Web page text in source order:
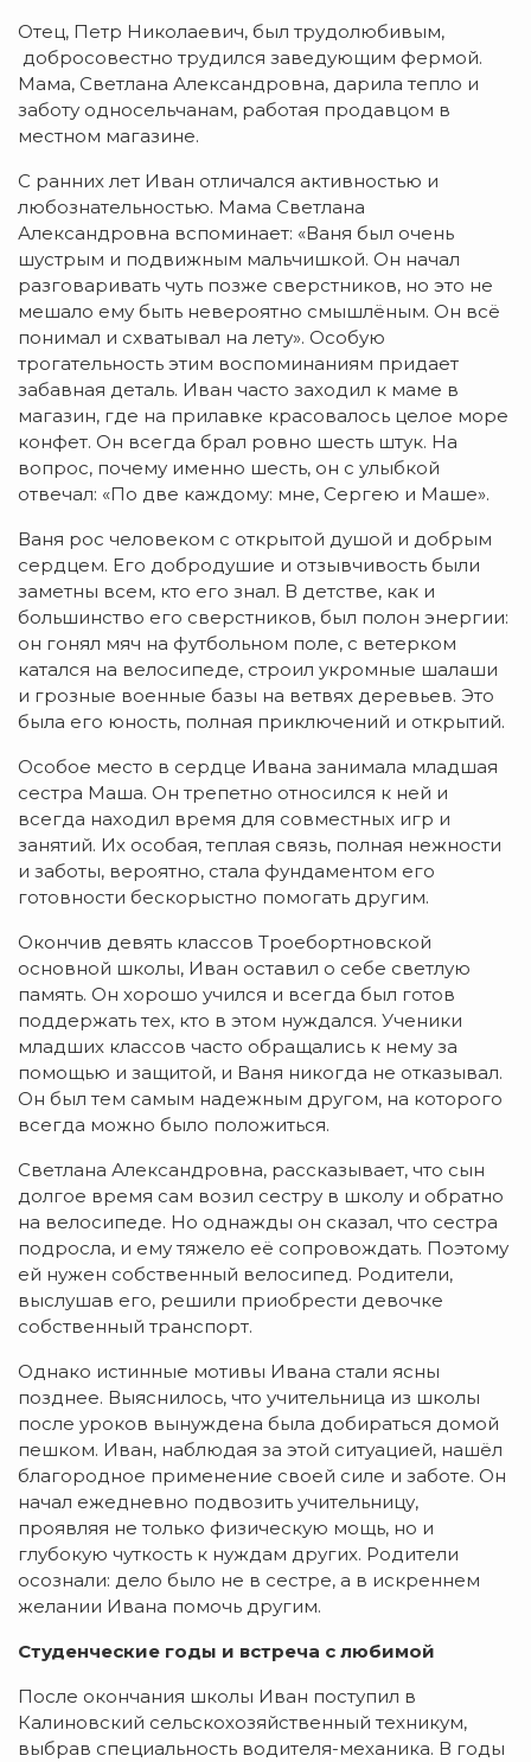
Отец, Петр Николаевич, был трудолюбивым,
добросовестно трудился заведующим фермой.
Мама, Светлана Александровна, дарила тепло и
заботу односельчанам, работая продавцом в
местном магазине.
С ранних лет Иван отличался активностью и
любознательностью. Мама Светлана
Александровна вспоминает: «Ваня был очень
шустрым и подвижным мальчишкой. Он начал
разговаривать чуть позже сверстников, но это не
мешало ему быть невероятно смышлёным. Он всё
понимал и схватывал на лету». Особую
трогательность этим воспоминаниям придает
забавная деталь. Иван часто заходил к маме в
магазин, где на прилавке красовалось целое море
конфет. Он всегда брал ровно шесть штук. На
вопрос, почему именно шесть, он с улыбкой
отвечал: «По две каждому: мне, Сергею и Маше».
Ваня рос человеком с открытой душой и добрым
сердцем. Его добродушие и отзывчивость были
заметны всем, кто его знал. В детстве, как и
большинство его сверстников, был полон энергии:
он гонял мяч на футбольном поле, с ветерком
катался на велосипеде, строил укромные шалаши
и грозные военные базы на ветвях деревьев. Это
была его юность, полная приключений и открытий.
Особое место в сердце Ивана занимала младшая
сестра Маша. Он трепетно относился к ней и
всегда находил время для совместных игр и
занятий. Их особая, теплая связь, полная нежности
и заботы, вероятно, стала фундаментом его
готовности бескорыстно помогать другим.
Окончив девять классов Троебортновской
основной школы, Иван оставил о себе светлую
память. Он хорошо учился и всегда был готов
поддержать тех, кто в этом нуждался. Ученики
младших классов часто обращались к нему за
помощью и защитой, и Ваня никогда не отказывал.
Он был тем самым надежным другом, на которого
всегда можно было положиться.
Светлана Александровна, рассказывает, что сын
долгое время сам возил сестру в школу и обратно
на велосипеде. Но однажды он сказал, что сестра
подросла, и ему тяжело её сопровождать. Поэтому
ей нужен собственный велосипед. Родители,
выслушав его, решили приобрести девочке
собственный транспорт.
Однако истинные мотивы Ивана стали ясны
позднее. Выяснилось, что учительница из школы
после уроков вынуждена была добираться домой
пешком. Иван, наблюдая за этой ситуацией, нашёл
благородное применение своей силе и заботе. Он
начал ежедневно подвозить учительницу,
проявляя не только физическую мощь, но и
глубокую чуткость к нуждам других. Родители
осознали: дело было не в сестре, а в искреннем
желании Ивана помочь другим.
Студенческие годы и встреча с любимой
После окончания школы Иван поступил в
Калиновский сельскохозяйственный техникум,
выбрав специальность водителя-механика. В годы